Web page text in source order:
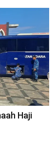
Haji